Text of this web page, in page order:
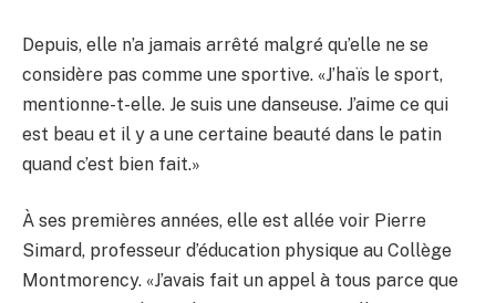
Depuis, elle n’a jamais arrêté malgré qu’elle ne se
considère pas comme une sportive. «J’haïs le sport,
mentionne-t-elle. Je suis une danseuse. J’aime ce qui
est beau et il y a une certaine beauté dans le patin
quand c’est bien fait.»
À ses premières années, elle est allée voir Pierre
Simard, professeur d’éducation physique au Collège
Montmorency. «J’avais fait un appel à tous parce que